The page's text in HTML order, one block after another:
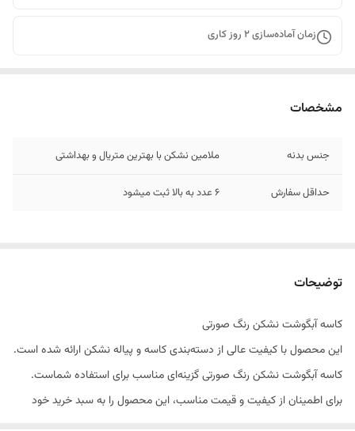
زمان آماده‌سازی2 روز کاری
مشخصات
جنس بدنه ملامین نشکن با بهترین متریال و بهداشتی
حداقل سفارش 6 عدد به بالا ثبت میشود
توضیحات
کاسه آبگوشت نشکن رنگ صورتی
این محصول با کیفیت عالی از دسته‌بندی کاسه و پیاله نشکن ارائه شده است.
کاسه آبگوشت نشکن رنگ صورتی گزینه‌ای مناسب برای استفاده شماست.
برای اطمینان از کیفیت و قیمت مناسب، این محصول را به سبد خرید خود